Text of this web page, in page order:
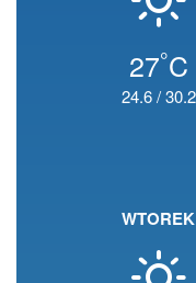
27°C
24.6/30.2
WTOREK